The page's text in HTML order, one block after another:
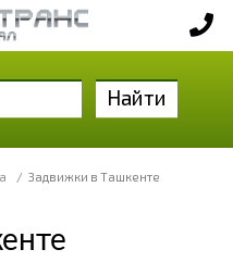
Найти
/ Задвижки в Ташкенте